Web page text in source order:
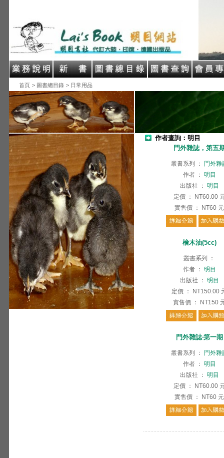
首頁 > 圖書總目錄 > 日常用品
作者查詢：明目
門外雜誌，第五
叢書系列 ：
門外雜
作者 ： 明目
出版社
： 明目
定價 ： NT60.00
實售價 ： NT60 元
檜木油(5cc)
叢書系列
：
作者 ： 明目
出版社
： 明目
定價 ： NT150.00
實售價 ： NT150
門外雜誌‧第一期
叢書系列 ：
門外雜
作者 ： 明目
出版社
： 明目
定價 ： NT60.00
實售價 ： NT60 元